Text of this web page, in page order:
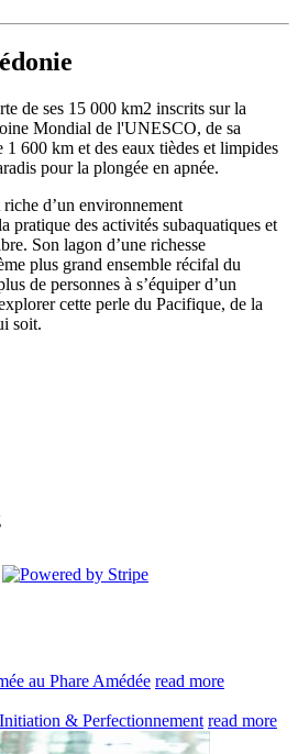
de ses 15 000 km2 inscrits sur la
Mondial de l'UNESCO, de sa
600 km et des eaux tièdes et limpides
pour la plongée en apnée.
d’un environnement
pratique des activités subaquatiques et
Son lagon d’une richesse
plus grand ensemble récifal du
de personnes à s’équiper d’un
cette perle du Pacifique, de la
soit.
au Phare Amédée read more
& Perfectionnement read more